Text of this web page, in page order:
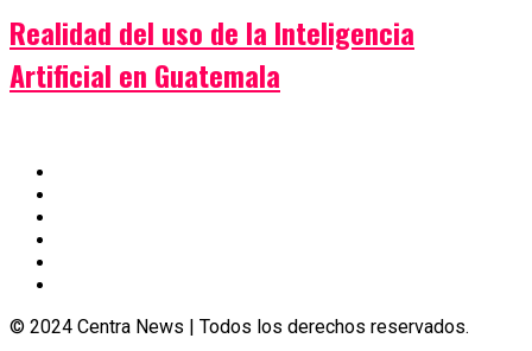
Realidad del uso de la Inteligencia
Artificial en Guatemala
© 2024 Centra News | Todos los derechos reservados.